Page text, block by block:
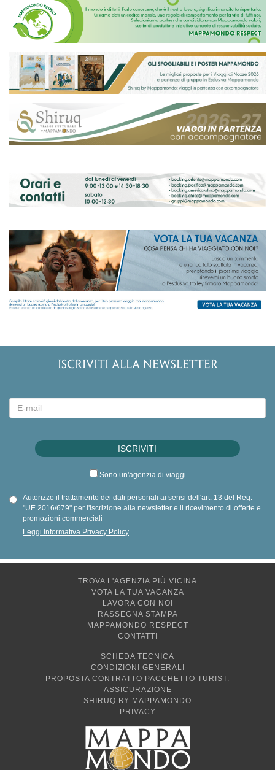
ISCRIVITI ALLA NEWSLETTER
Sono un'agenzia di viaggi
Autorizzo il trattamento dei dati personali ai sensi dell'art. 13 del Reg.
"UE 2016/679" per l'iscrizione alla newsletter e il ricevimento di offerte e
promozioni commerciali
Leggi Informativa Privacy Policy
TROVA L'AGENZIA PIÙ VICINA
VOTA LA TUA VACANZA
LAVORA CON NOI
RASSEGNA STAMPA
MAPPAMONDO RESPECT
CONTATTI
SCHEDA TECNICA
CONDIZIONI GENERALI
PROPOSTA CONTRATTO PACCHETTO TURIST.
ASSICURAZIONE
SHIRUQ BY MAPPAMONDO
PRIVACY